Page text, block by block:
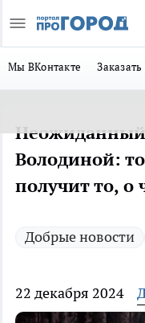
Мы ВКонтакте
Неожиданный
Володиной:
получит то, о
Добрые новости
22 декабря 2024